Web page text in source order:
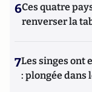
6Ces quatre
renverser la
7Les singes ont
: plongée dans